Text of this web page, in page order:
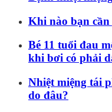
Khi nào bạn
Bé 11 tuổi đau
khi bơi có phải
Nhiệt miệng tái
do đâu?